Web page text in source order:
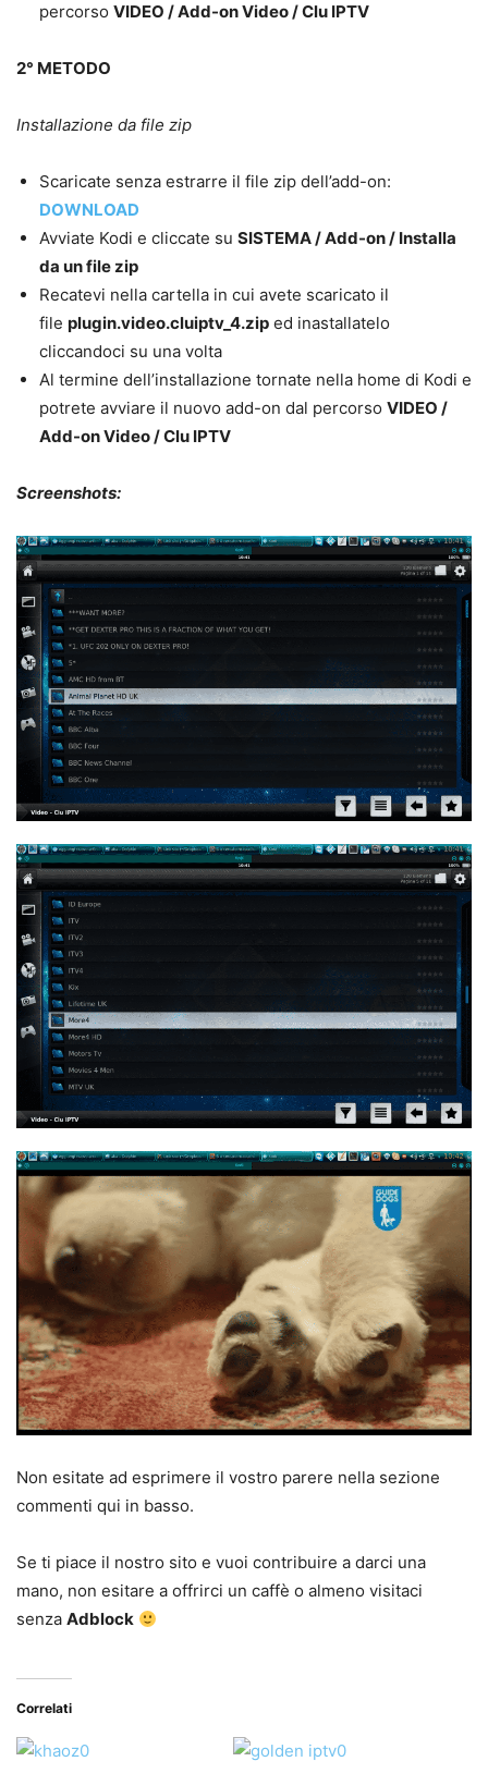
percorso VIDEO / Add-on Video / Clu IPTV
2° METODO
Installazione da file zip
Scaricate senza estrarre il file zip dell’add-on:
DOWNLOAD
Avviate Kodi e cliccate su SISTEMA / Add-on / Installa
da un file zip
Recatevi nella cartella in cui avete scaricato il
file plugin.video.cluiptv_4.zip ed inastallatelo
cliccandoci su una volta
Al termine dell’installazione tornate nella home di Kodi e
potrete avviare il nuovo add-on dal percorso VIDEO /
Add-on Video / Clu IPTV
Screenshots:
Non esitate ad esprimere il vostro parere nella sezione
commenti qui in basso.
Se ti piace il nostro sito e vuoi contribuire a darci una
mano, non esitare a offrirci un caffè o almeno visitaci
senza Adblock
Correlati